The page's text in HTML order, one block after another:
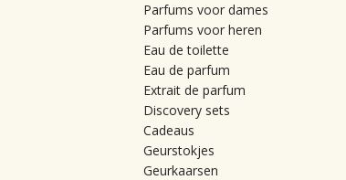
Parfums voor dames
Parfums voor heren
Eau de toilette
Eau de parfum
Extrait de parfum
Discovery sets
Cadeaus
Geurstokjes
Geurkaarsen